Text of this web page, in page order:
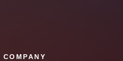
COMPANY